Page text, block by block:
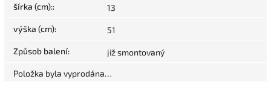
šírka (cm):: 13
výška (cm): 51
Způsob balení: již smontovaný
Položka byla vyprodána…